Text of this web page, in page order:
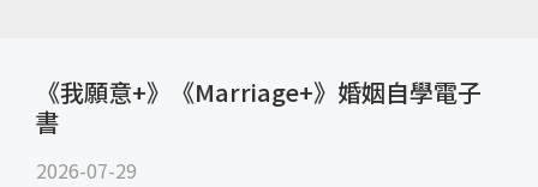
《我願意+》《Marriage+》婚姻自學電子
書
2026-07-29